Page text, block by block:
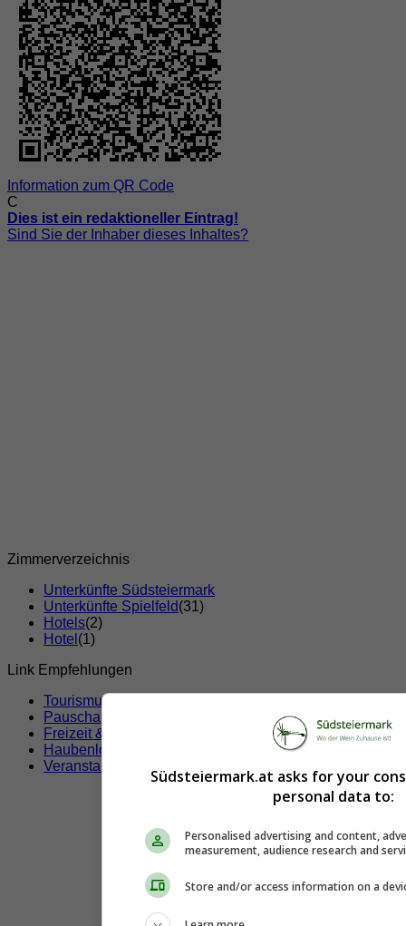
Information zum QR Code
C
Dies ist ein redaktioneller Eintrag!
Sind Sie der Inhaber dieses Inhaltes?
Zimmerverzeichnis
Unterkünfte Südsteiermark
Unterkünfte Spielfeld(31)
Hotels(2)
Hotel (1)
Link Empfehlungen
Tourismusverbände
Pauschalangebote
Freizeit & Sport
Haubenlokale
Veranstaltungen
Südsteiermark.at asks for your
personal data to:
Personalised advertising and content,
measurement, audience research and
Store and/or access information on a